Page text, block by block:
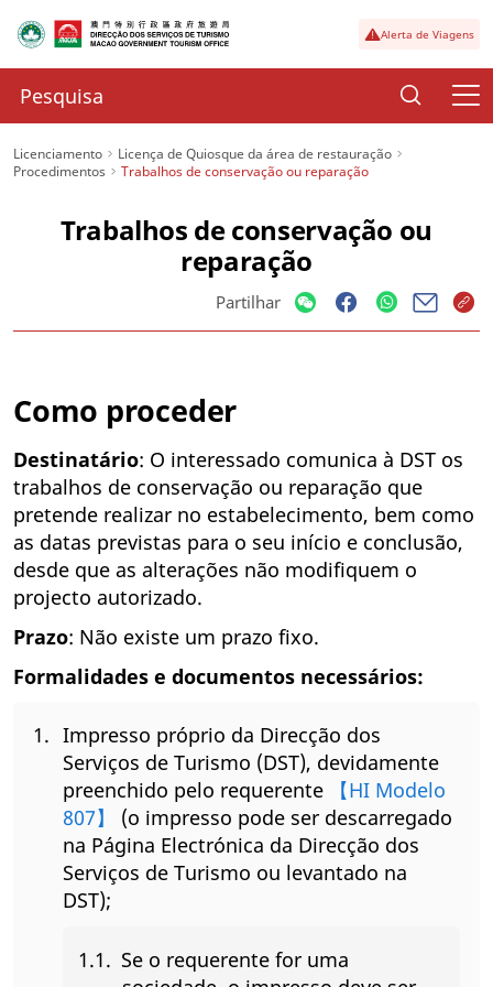
Alerta de Viagens
Licenciamento
Licença de Quiosque da área de restauração
Procedimentos
Trabalhos de conservação ou reparação
Trabalhos de conservação ou
reparação
Partilhar
Como proceder
Destinatário: O interessado comunica à DST os
trabalhos de conservação ou reparação que
pretende realizar no estabelecimento, bem como
as datas previstas para o seu início e conclusão,
desde que as alterações não modifiquem o
projecto autorizado.
Prazo: Não existe um prazo fixo.
Formalidades e documentos necessários:
Impresso próprio da Direcção dos
Serviços de Turismo (DST), devidamente
preenchido pelo requerente
【HI Modelo
807】
(o impresso pode ser descarregado
na Página Electrónica da Direcção dos
Serviços de Turismo ou levantado na
DST);
Se o requerente for uma